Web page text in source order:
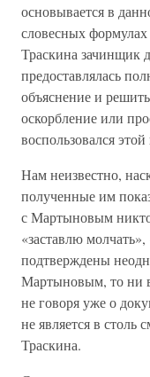
основывается в
словесных
Траскина
предоставлялась
объяснение и
оскорбление или
воспользовался
Нам неизвестно,
полученные им
с Мартыновым
«заставлю
подтверждены
Мартыновым, то ни
не говоря уже о
не является в столь
Траскина.